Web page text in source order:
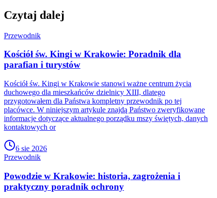
Czytaj dalej
Przewodnik
Kościół św. Kingi w Krakowie: Poradnik dla
parafian i turystów
Kościół św. Kingi w Krakowie stanowi ważne centrum życia
duchowego dla mieszkańców dzielnicy XIII, dlatego
przygotowałem dla Państwa kompletny przewodnik po tej
placówce. W niniejszym artykule znajdą Państwo zweryfikowane
informacje dotyczące aktualnego porządku mszy świętych, danych
kontaktowych or
6 sie 2026
Przewodnik
Powodzie w Krakowie: historia, zagrożenia i
praktyczny poradnik ochrony